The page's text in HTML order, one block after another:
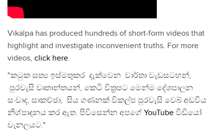
Vikalpa has produced hundreds of short-form videos that
highlight and investigate inconvenient truths. For more
videos, click here.
"කටුක සත්‍ය ඉස්මතුකර දැක්වෙන වාර්තා වැඩසටහන්,
පුරවැසි වෘතාන්තයන්, කෙටි චිත්‍රපට මෙන්ම දේශපාලන
සංවාද, සාකච්ඡා, සිය ගණනක් විකල්ප පුරවැසි වෙබ් අඩවිය
නිශ්පාදනය කර ඇත. පිවිසෙන්න අපගේ YouTube වීඩියෝ
චැනලයට."